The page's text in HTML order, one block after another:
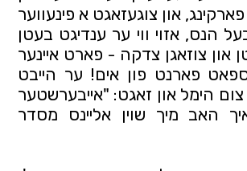
און צוגעזאגט א פינעווער
הנס, אזוי ווי ער ענדיגט בעטן
און צוזאגן צדקה - פארט איינער
ספאט פארנט פון אים! ער הייבט
צום הימל און זאגט: "אייבערשטער
איך האב מיך שוין אליינס מסדר